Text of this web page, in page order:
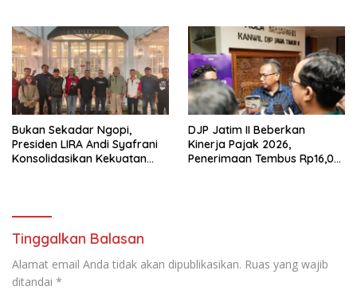
Buka suara
Bukan Sekadar Ngopi,
Presiden LIRA Andi Syafrani
Konsolidasikan Kekuatan
DJP Jatim II Beberkan
Kinerja Pajak 2026,
Penerimaan Tembus Rp16,08
Tinggalkan Balasan
Alamat email Anda tidak akan dipublikasikan. Ruas yang wajib
ditandai *